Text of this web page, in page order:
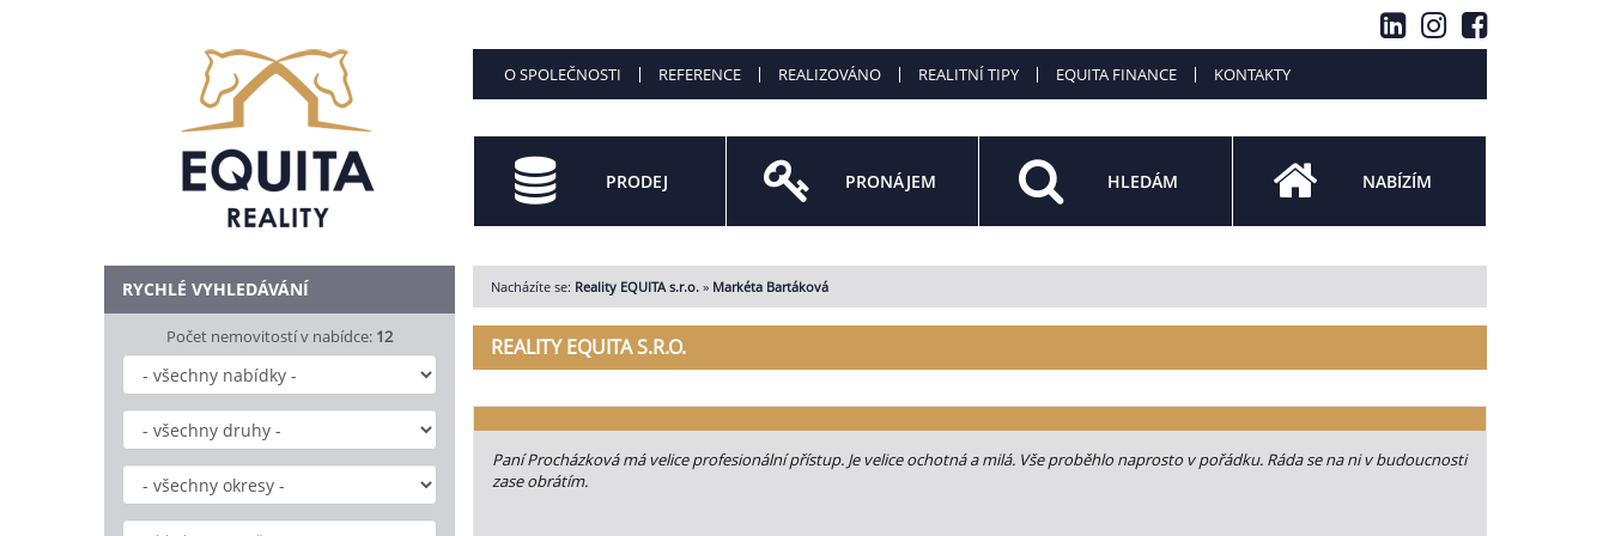
O SPOLEČNOSTI REFERENCE REALIZOVÁNO REALITNÍ TIPY EQUITA FINANCE KONTAKTY
PRODEJ PRONÁJEM HLEDÁM NABÍZÍM
RYCHLÉ VYHLEDÁVÁNÍ
Počet nemovitostí v nabídce: 12
Nacházíte se: Reality EQUITA s.r.o. » Markéta Bartáková
REALITY EQUITA S.R.O.
Paní Procházková má velice profesionální přístup. Je velice ochotná a milá. Vše proběhlo naprosto v pořádku. Ráda se na ni v budoucnosti
zase obrátím.